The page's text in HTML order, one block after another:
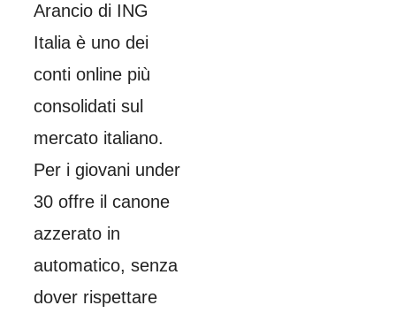
Arancio di ING
Italia è uno dei
conti online più
consolidati sul
mercato italiano.
Per i giovani under
30 offre il canone
azzerato in
automatico, senza
dover rispettare